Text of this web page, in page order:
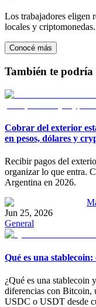
Los trabajadores eligen
locales y
Conocé más
También te podría
Cobrar del exterior
en pesos, dólares y
Recibir pagos del
organizar lo que entra.
Argentina en 2026.
Jun 25, 2026
General
Qué es una
¿Qué es una stablecoin
diferencias con Bitcoin,
USDC o USDT desde